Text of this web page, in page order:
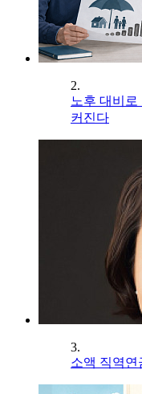
2.
노후 대비
커진다
3.
소액 직역연